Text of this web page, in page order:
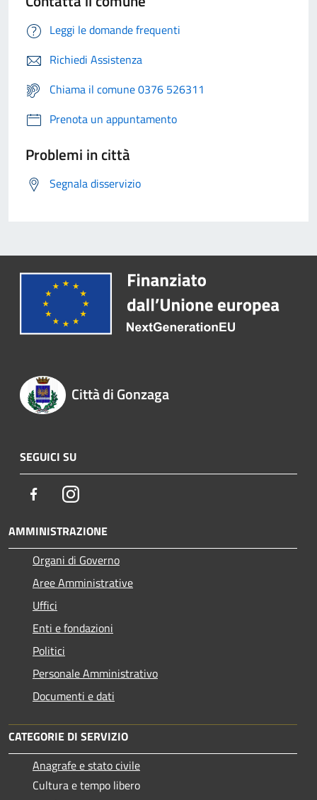
Leggi le domande frequenti
Richiedi Assistenza
Chiama il comune 0376 526311
Prenota un appuntamento
Problemi in città
Segnala disservizio
Città di Gonzaga
SEGUICI SU
FacebookInstagram
AMMINISTRAZIONE
Organi di Governo
Aree Amministrative
Uffici
Enti e fondazioni
Politici
Personale Amministrativo
Documenti e dati
CATEGORIE DI SERVIZIO
Anagrafe e stato civile
Cultura e tempo libero